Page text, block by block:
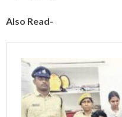
Also Read-